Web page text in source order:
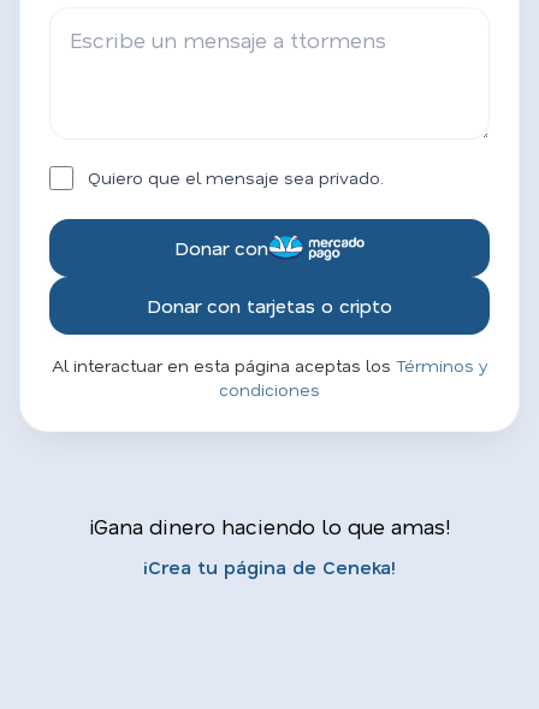
Quiero que el mensaje sea privado.
Donar con
Donar con tarjetas o cripto
Al interactuar en esta página aceptas los Términos y
condiciones
¡Gana dinero haciendo lo que amas!
¡Crea tu página de Ceneka!